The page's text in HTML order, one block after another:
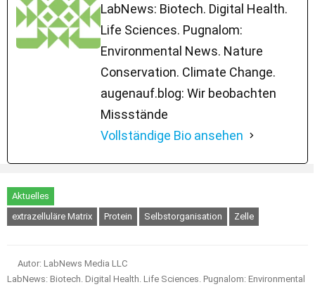
LabNews: Biotech. Digital Health.
Life Sciences. Pugnalom:
Environmental News. Nature
Conservation. Climate Change.
augenauf.blog: Wir beobachten
Missstände
Vollständige Bio ansehen
Aktuelles
extrazelluläre Matrix
Protein Selbstorganisation Zelle
Autor: LabNews Media LLC
LabNews: Biotech. Digital Health. Life Sciences. Pugnalom: Environmental